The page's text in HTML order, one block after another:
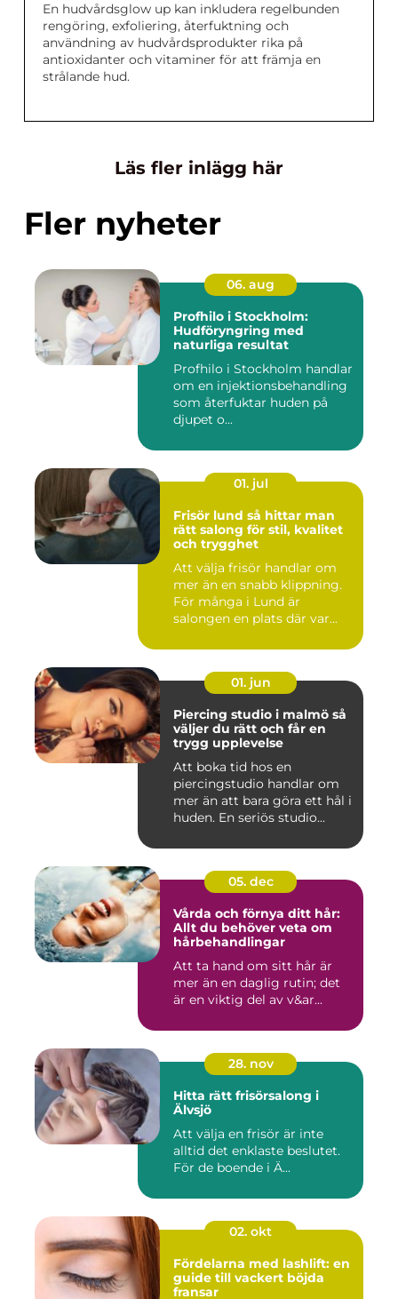
En hudvårdsglow up kan inkludera regelbunden
rengöring, exfoliering, återfuktning och
användning av hudvårdsprodukter rika på
antioxidanter och vitaminer för att främja en
strålande hud.
Läs fler inlägg här
Fler nyheter
06. aug
Profhilo i Stockholm:
Hudföryngring med
naturliga resultat
Profhilo i Stockholm handlar
om en injektionsbehandling
som återfuktar huden på
djupet o...
01. jul
Frisör lund så hittar man
rätt salong för stil, kvalitet
och trygghet
Att välja frisör handlar om
mer än en snabb klippning.
För många i Lund är
salongen en plats där var...
01. jun
Piercing studio i malmö så
väljer du rätt och får en
trygg upplevelse
Att boka tid hos en
piercingstudio handlar om
mer än att bara göra ett hål i
huden. En seriös studio...
05. dec
Vårda och förnya ditt hår:
Allt du behöver veta om
hårbehandlingar
Att ta hand om sitt hår är
mer än en daglig rutin; det
är en viktig del av v&ar...
28. nov
Hitta rätt frisörsalong i
Älvsjö
Att välja en frisör är inte
alltid det enklaste beslutet.
För de boende i Ä...
02. okt
Fördelarna med lashlift: en
guide till vackert böjda
fransar